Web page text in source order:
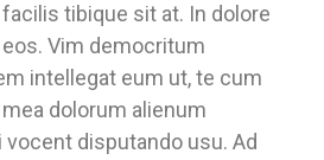
tibique sit at. In dolore
Vim democritum
intellegat eum ut, te cum
dolorum alienum
vocent disputando usu. Ad